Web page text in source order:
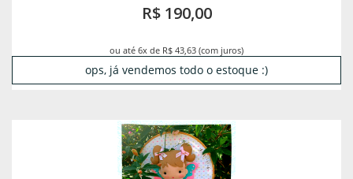
R$ 190,00
ou até 6x de R$ 43,63 (com juros)
ops, já vendemos todo o estoque :)